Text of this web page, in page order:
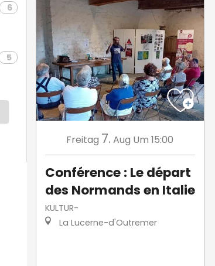
6
5
Freitag 7. Aug Um 15:00
Conférence : Le départ
des Normands en Italie
KULTUR-
La Lucerne-d'Outremer